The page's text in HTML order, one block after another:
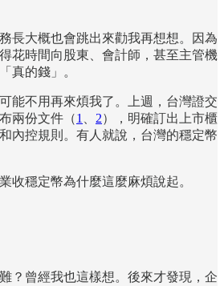
長大概也會跳出來勸我再想想。因為
花時間向股東、會計師，甚至主管機
真的錢」。
能不用再來煩我了。上週，台灣證交
兩份文件（1 2），明確訂出上市櫃
內控規則。有人就說，台灣的穩定幣
收穩定幣為什麼這麼麻煩說起。
？曾經我也這樣想。後來才發現，企